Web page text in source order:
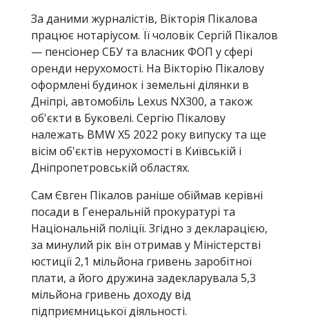
За даними журналістів, Вікторія Пікалова
працює нотаріусом. Її чоловік Сергій Пікалов
— пенсіонер СБУ та власник ФОП у сфері
оренди нерухомості. На Вікторію Пікалову
оформлені будинок і земельні ділянки в
Дніпрі, автомобіль Lexus NX300, а також
об'єкти в Буковелі. Сергію Пікалову
належать BMW X5 2022 року випуску та ще
вісім об'єктів нерухомості в Київській і
Дніпропетровській областях.
Сам Євген Пікалов раніше обіймав керівні
посади в Генеральній прокуратурі та
Національній поліції. Згідно з декларацією,
за минулий рік він отримав у Міністерстві
юстиції 2,1 мільйона гривень заробітної
плати, а його дружина задекларувала 5,3
мільйона гривень доходу від
підприємницької діяльності.